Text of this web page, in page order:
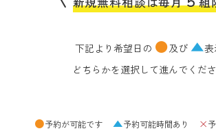
下記より希望日の ●及び ▲
どちらかを選択して進んでくださ
●予約が可能です ▲予約可能時間あり ×